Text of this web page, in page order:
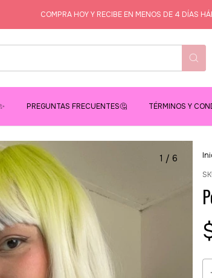
COMPRA HOY Y RECIBE EN MENOS DE 4 DÍAS
PREGUNTAS FRECUENTES🤔 TÉRMINOS Y
1 / 6